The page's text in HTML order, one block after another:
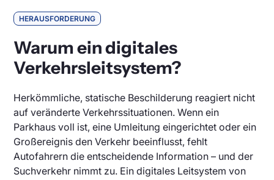
HERAUSFORDERUNG
Warum ein digitales
Verkehrsleitsystem?
Herkömmliche, statische Beschilderung reagiert nicht
auf veränderte Verkehrssituationen. Wenn ein
Parkhaus voll ist, eine Umleitung eingerichtet oder ein
Großereignis den Verkehr beeinflusst, fehlt
Autofahrern die entscheidende Information – und der
Suchverkehr nimmt zu. Ein digitales Leitsystem von